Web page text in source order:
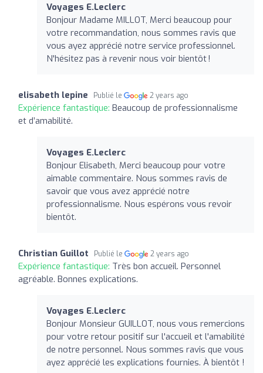
Voyages E.Leclerc
Bonjour Madame MILLOT, Merci beaucoup pour
votre recommandation, nous sommes ravis que
vous ayez apprécié notre service professionnel.
N'hésitez pas à revenir nous voir bientôt !
elisabeth lepine Publié le 2 years ago
Expérience fantastique: Beaucoup de professionnalisme
et d’amabilité.
Voyages E.Leclerc
Bonjour Elisabeth, Merci beaucoup pour votre
aimable commentaire. Nous sommes ravis de
savoir que vous avez apprécié notre
professionnalisme. Nous espérons vous revoir
bientôt.
Christian Guillot Publié le 2 years ago
Expérience fantastique: Très bon accueil. Personnel
agréable. Bonnes explications.
Voyages E.Leclerc
Bonjour Monsieur GUILLOT, nous vous remercions
pour votre retour positif sur l'accueil et l'amabilité
de notre personnel. Nous sommes ravis que vous
ayez apprécié les explications fournies. À bientôt !